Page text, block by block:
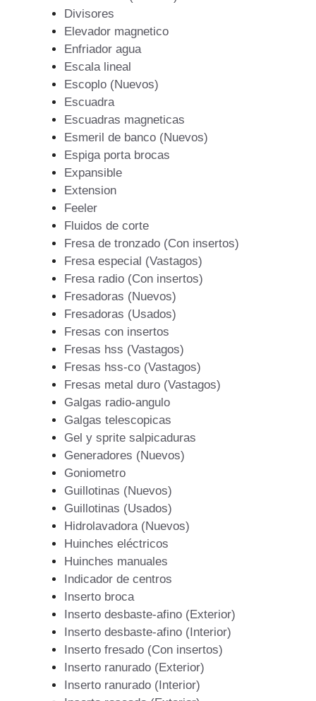
Divisores
Elevador magnetico
Enfriador agua
Escala lineal
Escoplo (Nuevos)
Escuadra
Escuadras magneticas
Esmeril de banco (Nuevos)
Espiga porta brocas
Expansible
Extension
Feeler
Fluidos de corte
Fresa de tronzado (Con insertos)
Fresa especial (Vastagos)
Fresa radio (Con insertos)
Fresadoras (Nuevos)
Fresadoras (Usados)
Fresas con insertos
Fresas hss (Vastagos)
Fresas hss-co (Vastagos)
Fresas metal duro (Vastagos)
Galgas radio-angulo
Galgas telescopicas
Gel y sprite salpicaduras
Generadores (Nuevos)
Goniometro
Guillotinas (Nuevos)
Guillotinas (Usados)
Hidrolavadora (Nuevos)
Huinches eléctricos
Huinches manuales
Indicador de centros
Inserto broca
Inserto desbaste-afino (Exterior)
Inserto desbaste-afino (Interior)
Inserto fresado (Con insertos)
Inserto ranurado (Exterior)
Inserto ranurado (Interior)